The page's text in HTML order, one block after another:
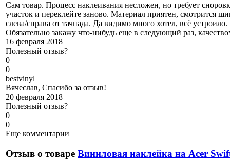
Сам товар. Процесс наклеивания несложен, но требует
участок и переклейте заново. Материал приятен, смотрится
слева/справа от тачпада. Да видимо много хотел, всё устроило.
Обязательно закажу что-нибудь еще в следующий раз,
16 февраля 2018
Полезный отзыв?
0
0
bestvinyl
Вячеслав, Спасибо за отзыв!
20 февраля 2018
Полезный отзыв?
0
0
Еще комментарии
Отзыв о товаре Виниловая наклейка на Acer